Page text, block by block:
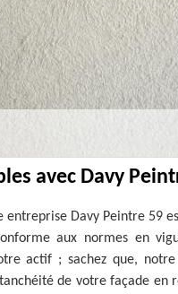
avec Davy
entreprise Davy Peintre 59
aux normes en
actif ; sachez que,
de votre façade en